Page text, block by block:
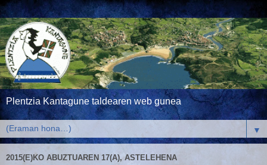
Plentzia Kantagune taldearen web gunea
▼
2015(E)KO ABUZTUAREN 17(A), ASTELEHENA